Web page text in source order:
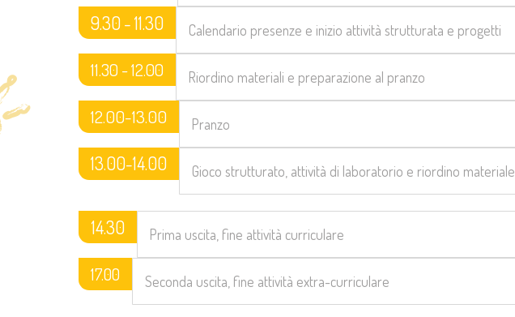
9.30 - 11.30 Calendario presenze e inizio attività strutturata e progetti
11.30 - 12.00 Riordino materiali e preparazione al pranzo
12.00-13.00 Pranzo
13.00-14.00 Gioco strutturato, attività di laboratorio e riordino materiale
14.30 Prima uscita, fine attività curriculare
17.00 Seconda uscita, fine attività extra-curriculare